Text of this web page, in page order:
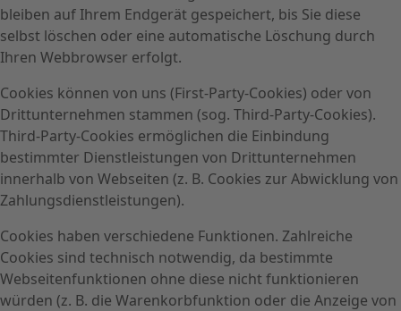
bleiben auf Ihrem Endgerät gespeichert, bis Sie diese
selbst löschen oder eine automatische Löschung durch
Ihren Webbrowser erfolgt.
Cookies können von uns (First-Party-Cookies) oder von
Drittunternehmen stammen (sog. Third-Party-Cookies).
Third-Party-Cookies ermöglichen die Einbindung
bestimmter Dienstleistungen von Drittunternehmen
innerhalb von Webseiten (z. B. Cookies zur Abwicklung von
Zahlungsdienstleistungen).
Cookies haben verschiedene Funktionen. Zahlreiche
Cookies sind technisch notwendig, da bestimmte
Webseitenfunktionen ohne diese nicht funktionieren
würden (z. B. die Warenkorbfunktion oder die Anzeige von